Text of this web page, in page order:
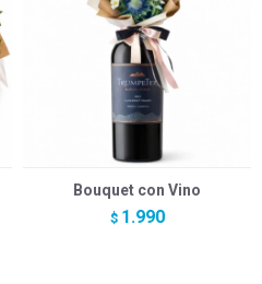
Bouquet con Vino
$ 1.990